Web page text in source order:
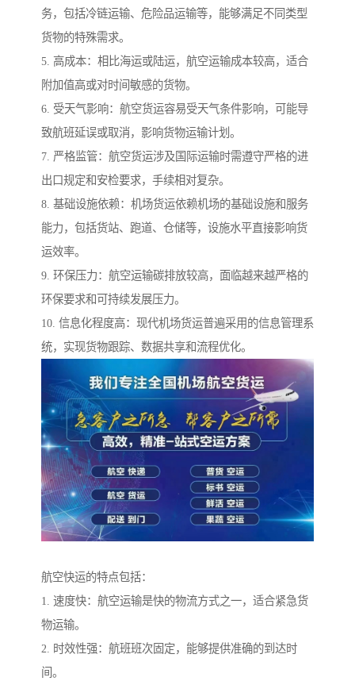
务，包括冷链运输、危险品运输等，能够满足不同类型
货物的特殊需求。
5. 高成本：相比海运或陆运，航空运输成本较高，适合
附加值高或对时间敏感的货物。
6. 受天气影响：航空货运容易受天气条件影响，可能导
致航班延误或取消，影响货物运输计划。
7. 严格监管：航空货运涉及国际运输时需遵守严格的进
出口规定和安检要求，手续相对复杂。
8. 基础设施依赖：机场货运依赖机场的基础设施和服务
能力，包括货站、跑道、仓储等，设施水平直接影响货
运效率。
9. 环保压力：航空运输碳排放较高，面临越来越严格的
环保要求和可持续发展压力。
10. 信息化程度高：现代机场货运普遍采用的信息管理系
统，实现货物跟踪、数据共享和流程优化。
航空快运的特点包括：
1. 速度快：航空运输是快的物流方式之一，适合紧急货
物运输。
2. 时效性强：航班班次固定，能够提供准确的到达时
间。